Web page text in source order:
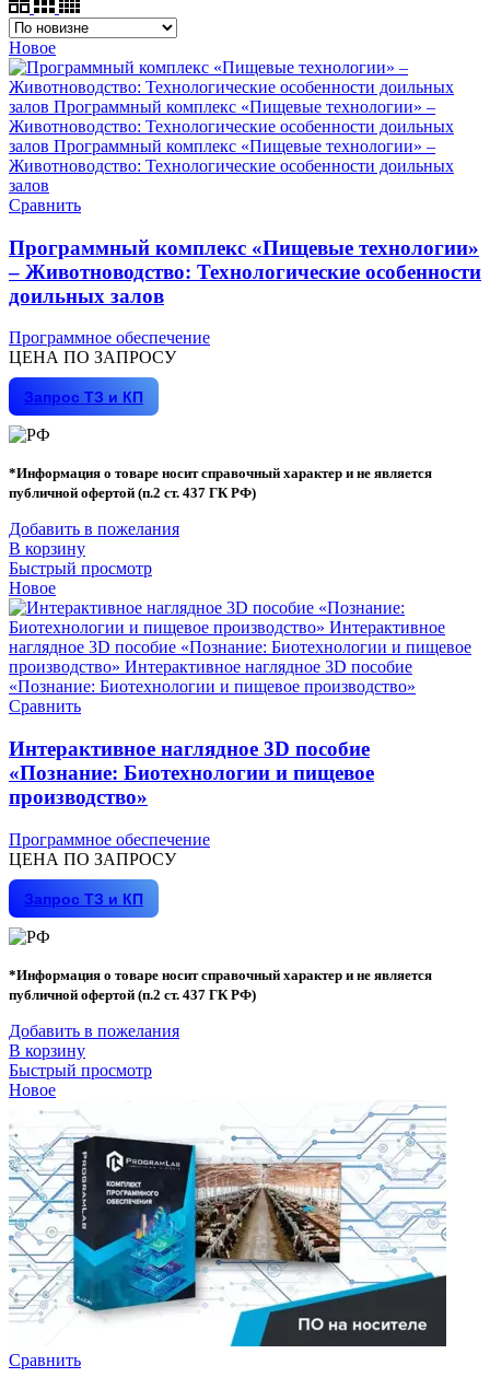
Новое
Сравнить
Программный комплекс «Пищевые технологии»
– Животноводство: Технологические особенности
доильных залов
Программное обеспечение
ЦЕНА ПО ЗАПРОСУ
Запрос ТЗ и КП
*Информация о товаре носит справочный характер и не является
публичной офертой (п.2 ст. 437 ГК РФ)
Добавить в пожелания
В корзину
Быстрый просмотр
Новое
Сравнить
Интерактивное наглядное 3D пособие
«Познание: Биотехнологии и пищевое
производство»
Программное обеспечение
ЦЕНА ПО ЗАПРОСУ
Запрос ТЗ и КП
*Информация о товаре носит справочный характер и не является
публичной офертой (п.2 ст. 437 ГК РФ)
Добавить в пожелания
В корзину
Быстрый просмотр
Новое
Сравнить